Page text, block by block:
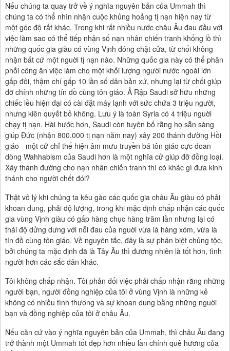
Nếu chúng ta quay trở về ý nghĩa nguyên bản của Ummah thì
chúng ta có thể nhìn nhận cuộc khủng hoảng tị nạn hiện nay từ
một góc độ rất khác. Trong khi rất nhiều nước châu Âu đau đầu với
việc làm sao có thể tiếp nhận số nạn nhân chiến tranh khổng lồ thì
những quốc gia giàu có vùng Vịnh đóng chặt cửa, từ chối không
nhận bất cứ một nguời tị nạn nào. Những quốc gia này có thể phân
phối công ăn việc làm cho một khối lượng người nước ngoài lớn
gấp đôi, thậm chí gấp 10 lần số dân bản xứ, nhưng lại từ chối giúp
đỡ chính những tín đồ cùng tôn giáo. Ả Rập Saudi sở hữu những
chiếc lều hiện đại có cài đặt máy lạnh với sức chứa 3 triệu người,
nhưng kiên quyết bỏ không. Lưu ý là toàn Syria có 4 triệu nguời
chạy tị nạn. Hài hước hơn, Saudi còn tuyên bố rằng họ sẵn sàng
giúp Đức (nhận 800.000 tị nạn năm nay) xây 200 thánh đường Hồi
giáo - một cử chỉ thể hiện âm mưu truyền bá tôn giáo cực đoan
dòng Wahhabism của Saudi hơn là một nghĩa cử giúp đỡ đồng loại.
Xây thánh đường cho nạn nhân chiến tranh thì có khác gì đưa kinh
thánh cho người chết đói?
Thật vô lý khi chúng ta kêu gào các quốc gia châu Âu giàu có phải
khoan dung, phải độ lượng, trong khi mặc định chấp nhận các quốc
gia vùng Vịnh giàu có gấp hàng chục hàng trăm lần nhưng lại có
thái độ dửng dưng với nỗi đau của nguời vừa là hàng xóm, vừa là
tín đồ cùng tôn giáo. Về nguyên tắc, đây là sự phân biệt chủng tộc,
bởi chúng ta mặc định đã là Tây Âu thì đương nhiên là tốt hơn, tình
người hơn các sắc dân khác.
Tôi không chấp nhận. Tôi phản đối việc phải chấp nhận rằng những
người bạn, người đồng nghiệp của tôi ở vùng Vịnh là những kẻ
không có nhiều tình thương và sự khoan dung bằng những nguời
bạn và đồng nghiệp của tôi ở châu Âu.
Nếu căn cứ vào ý nghĩa nguyên bản của Ummah, thì châu Âu đang
trở thành một Ummah tốt đẹp hơn nhiều lần chính quê hương của